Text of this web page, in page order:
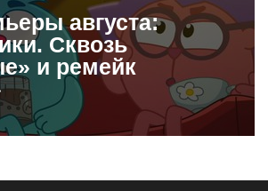
августа:
Сквозь
и ремейк